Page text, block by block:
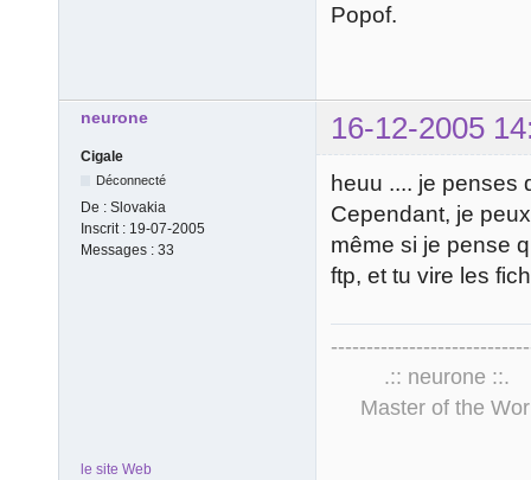
Popof.
neurone 16-12-2005
Cigale
Déconnecté
De : Slovakia
Inscrit : 19-07-2005
Messages : 33
heuu .... je penses
Cependant, je
même si je pense
ftp, et tu vire les
.:: neurone
Master of the
le site Web